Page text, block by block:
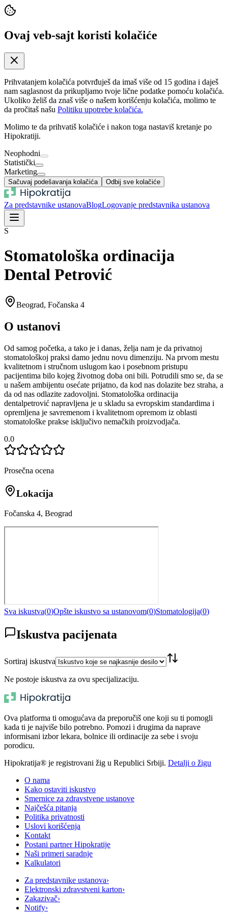
Ovaj veb-sajt koristi kolačiće
Prihvatanjem kolačića potvrđuješ da imaš više od 15 godina i daješ
nam saglasnost da prikupljamo tvoje lične podatke pomoću kolačića.
Ukoliko želiš da znaš više o našem korišćenju kolačića, molimo te
da pročitaš našu Politiku upotrebe kolačića.
Molimo te da prihvatiš kolačiće i nakon toga nastaviš kretanje po
Hipokratiji.
Neophodni
Statistički
Marketing
Sačuvaj podešavanja kolačića Odbij sve kolačiće
Za predstavnike ustanovaBlogLogovanje predstavnika ustanova
S
Stomatološka ordinacija
Dental Petrović
Beograd, Fočanska 4
O ustanovi
Od samog početka, a tako je i danas, želja nam je da privatnoj
stomatološkoj praksi damo jednu novu dimenziju. Na prvom mestu
kvalitetnom i stručnom uslugom kao i posebnom pristupu
pacijentima bilo kojeg životnog doba oni bili. Potrudili smo se, da se
u našem ambijentu osećate prijatno, da kod nas dolazite bez straha, a
da od nas odlazite zadovoljni. Stomatološka ordinacija
dentalpetrović napravljena je u skladu sa evropskim standardima i
opremljena je savremenom i kvalitetnom opremom iz oblasti
stomatološke prakse isključivo nemačkih proizvodjača.
0.0
Prosečna ocena
Lokacija
Fočanska 4, Beograd
Sva iskustva(0)Opšte iskustvo sa ustanovom(0)Stomatologija(0)
Iskustva pacijenata
Sortiraj iskustva
Ne postoje iskustva za ovu specijalizaciju.
Ova platforma ti omogućava da preporučiš one koji su ti pomogli
kada ti je najviše bilo potrebno. Pomozi i drugima da naprave
informisani izbor lekara, bolnice ili ordinacije za sebe i svoju
porodicu.
Hipokratija® je registrovani žig u Republici Srbiji. Detalji o žigu
O nama
Kako ostaviti iskustvo
Smernice za zdravstvene ustanove
Najčešća pitanja
Politika privatnosti
Uslovi korišćenja
Kontakt
Postani partner Hipokratije
Naši primeri saradnje
Kalkulatori
Za predstavnike ustanova›
Elektronski zdravstveni karton›
Zakazivač›
Notify›